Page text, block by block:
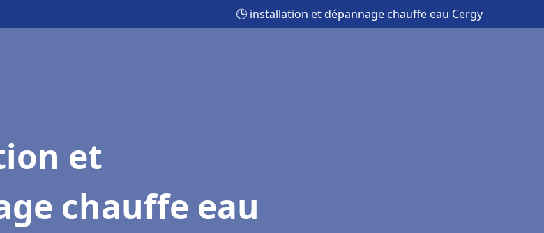
🕒 installation et dépannage chauffe eau Cergy
et
chauffe eau